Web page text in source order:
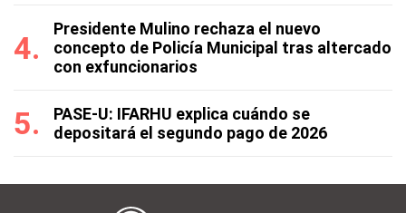
Presidente Mulino rechaza el nuevo
concepto de Policía Municipal tras altercado
con exfuncionarios
PASE-U: IFARHU explica cuándo se
depositará el segundo pago de 2026